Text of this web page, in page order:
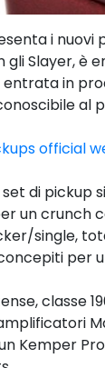
i nuovi
gli Slayer, è
entrata in
al
official
set di pickup
un crunch
single,
per
classe
Kemper